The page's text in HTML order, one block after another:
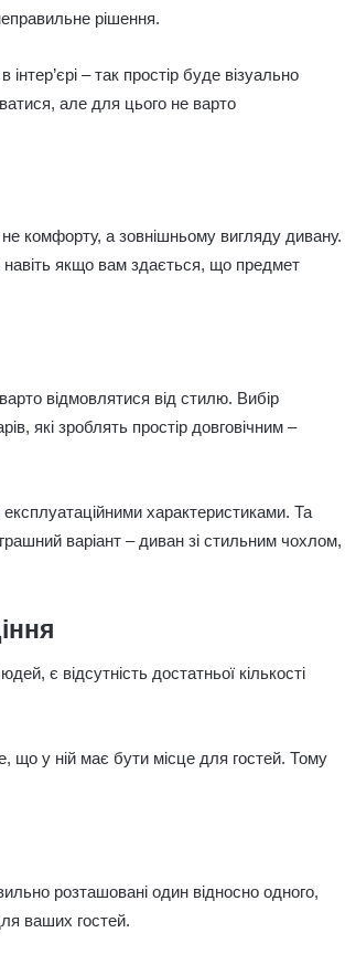
рішення.
– так простір буде візуально
але для цього не варто
комфорту, а зовнішньому вигляду дивану.
якщо вам здається, що предмет
відмовлятися від стилю. Вибір
які зроблять простір довговічним –
характеристиками. Та
варіант – диван зі стильним чохлом,
є відсутність достатньої кількості
що у ній має бути місце для гостей. Тому
розташовані один відносно одного,
ваших гостей.
сюрпризи
впливає на організм: приховані